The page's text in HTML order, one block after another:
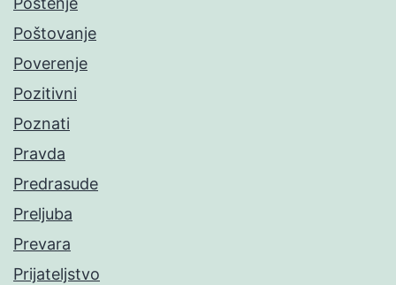
Poštovanje
Poverenje
Pozitivni
Poznati
Pravda
Predrasude
Preljuba
Prevara
Prijateljstvo